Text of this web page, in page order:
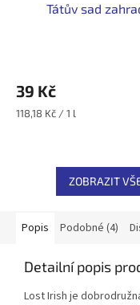
Tátův sad
39 Kč
Měrná
118,18 Kč / 1 l
ZOBRAZIT
Popis Podobné (4)
Detailní popis
Lost Irish je